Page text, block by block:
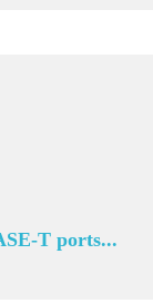
T ports...